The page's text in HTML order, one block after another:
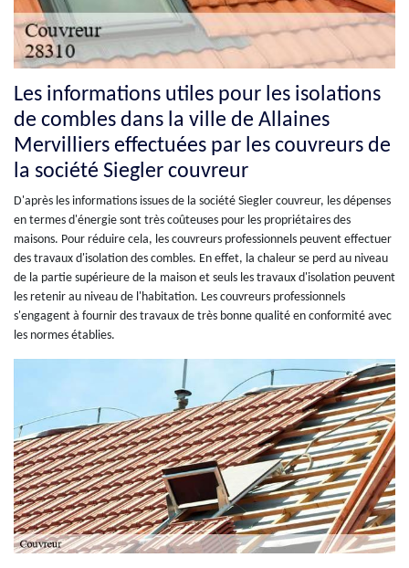
Les informations utiles pour les isolations
de combles dans la ville de Allaines
Mervilliers effectuées par les couvreurs de
la société Siegler couvreur
D'après les informations issues de la société Siegler couvreur, les dépenses
en termes d'énergie sont très coûteuses pour les propriétaires des
maisons. Pour réduire cela, les couvreurs professionnels peuvent effectuer
des travaux d'isolation des combles. En effet, la chaleur se perd au niveau
de la partie supérieure de la maison et seuls les travaux d'isolation peuvent
les retenir au niveau de l'habitation. Les couvreurs professionnels
s'engagent à fournir des travaux de très bonne qualité en conformité avec
les normes établies.